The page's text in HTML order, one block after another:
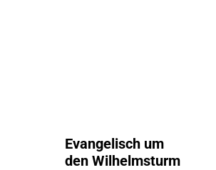
Evangelisch um
den Wilhelmsturm